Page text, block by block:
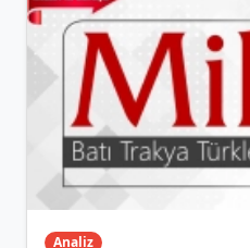
Analiz